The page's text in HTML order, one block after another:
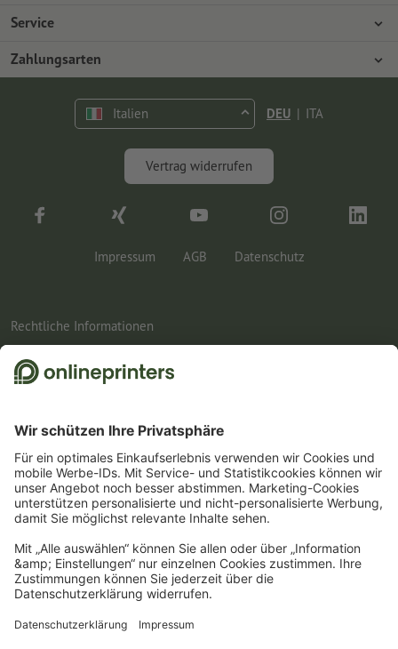
Über Onlineprinters
Presse
Umweltschutz
Service
Zahlungsarten
Reklamation
Zahlungsarten
Italien DEU | ITA
Vertrag widerrufen
Impressum AGB Datenschutz
Rechtliche Informationen
1
BROCHURESALE12 im dafür vorgesehenen Feld im Warenkorb eintragen und auf
die gesamte Broschüren- und Katalog-Kategorie sparen. Der Mindestbestellwert
Bestellung ist nur ein Gutscheincode einlösbar. Mehrfach einlösbar. Keine
Barauszahlung. Nicht mit weiteren Aktionen kombinierbar. Die Aktion gilt bis
einschließlich 31.8.2026.
2 Einfach den Gutscheincode CALENDARS10-26 im dafür vorgesehenen Feld im
Warenkorb eintragen und auf ausgewählte Produkte sparen. Kein
Aktionen kombinierbar. Die Aktion gilt bis einschliesslich 31.08.2026.
3Sie erhalten zunächst eine E-Mail, in der Sie die Anmeldung zum Newsletter durch
einen Klick bestätigen. Erst dann senden wir Ihnen den Rabattcode und künftig
Maximale Höhe des Rabatts: 150 € des Bestellwerts (netto). Einmalig einlösbar.